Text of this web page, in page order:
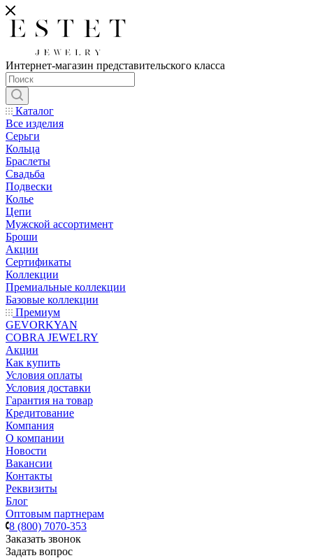
Интернет-магазин представительского класса
Каталог
Все изделия
Серьги
Кольца
Браслеты
Свадьба
Подвески
Колье
Цепи
Мужской ассортимент
Броши
Акции
Сертификаты
Коллекции
Премиальные коллекции
Базовые коллекции
Премиум
GEVORKYAN
COBRA JEWELRY
Акции
Как купить
Условия оплаты
Условия доставки
Гарантия на товар
Кредитование
Компания
О компании
Новости
Вакансии
Контакты
Реквизиты
Блог
Оптовым партнерам
8 (800) 7070-353
Заказать звонок
Задать вопрос